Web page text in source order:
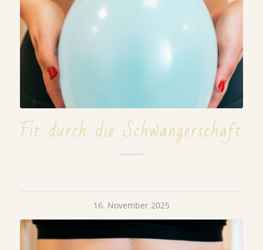
Fit durch die Schwangerschaft
16. November 2025